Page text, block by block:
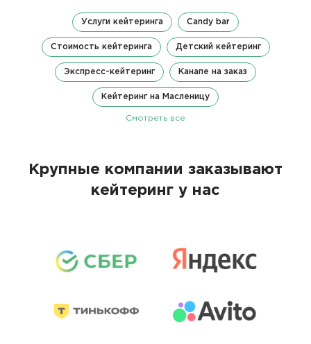
Услуги кейтеринга Candy bar
Стоимость кейтеринга Детский кейтеринг
Экспресс-кейтеринг Канапе на заказ
Кейтеринг на Масленицу
Смотреть все
Крупные компании заказывают
кейтеринг у нас